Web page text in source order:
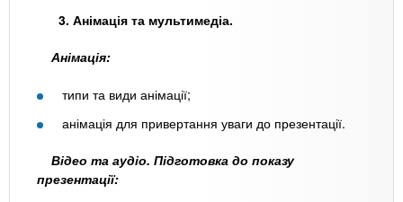
3. Анімація та мультимедіа.
Анімація:
типи та види анімації;
анімація для привертання уваги до презентації.
Відео та аудіо. Підготовка до показу
презентації: